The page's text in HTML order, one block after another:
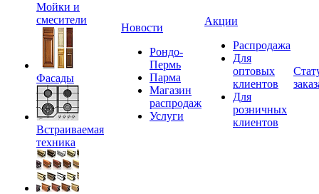
Мойки и
смесители
Фасады
Встраиваемая
техника
Новости
Рондо-
Пермь
Парма
Магазин
распродаж
Услуги
Акции
Распродажа
Для
оптовых
клиентов
Для
розничных
клиентов